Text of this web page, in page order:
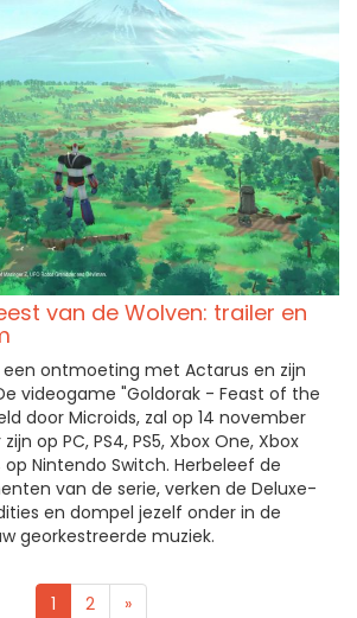
van de Wolven: trailer en
een ontmoeting met Actarus en zijn
videogame "Goldorak - Feast of the
door Microids, zal op 14 november
op PC, PS4, PS5, Xbox One, Xbox
op Nintendo Switch. Herbeleef de
van de serie, verken de Deluxe-
en dompel jezelf onder in de
georkestreerde muziek.
1 2 »